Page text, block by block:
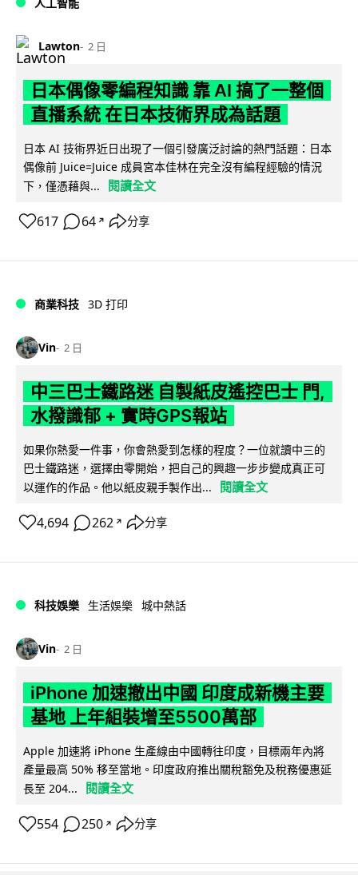
Lawton 2 日
日本偶像零編程知識 靠 AI 搞了一整個
直播系統 在日本技術界成為話題
日本 AI 技術界近日出現了一個引發廣泛討論的熱門話題：日本
偶像前 Juice=Juice 成員宮本佳林在完全沒有編程經驗的情況
下，僅憑藉與...
閱讀全文
617 64 ↗ 分享
商業科技 3D 打印
Vin 2 日
中三巴士鐵路迷 自製紙皮遙控巴士 門,
水撥識郁 + 實時GPS報站
如果你熱愛一件事，你會熱愛到怎樣的程度？一位就讀中三的
巴士鐵路迷，選擇由零開始，把自己的興趣一步步變成真正可
以運作的作品。他以紙皮親手製作出...
閱讀全文
4,694 262 ↗ 分享
科技娛樂 生活娛樂 城中熱話
Vin 2 日
iPhone 加速撤出中國 印度成新機主要
基地 上年組裝增至5500萬部
Apple 加速將 iPhone 生產線由中國轉往印度，目標兩年內將
產量最高 50% 移至當地。印度政府推出關稅豁免及稅務優惠延
長至 204...
閱讀全文
554 250 ↗ 分享